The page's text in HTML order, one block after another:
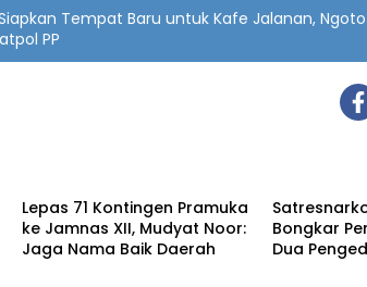
Tempat Baru untuk Kafe Jalanan,
PP
Lepas 71 Kontingen Pramuka
ke Jamnas XII, Mudyat Noor:
Jaga Nama Baik Daerah
Bongkar
Dua
Penajam Penajam